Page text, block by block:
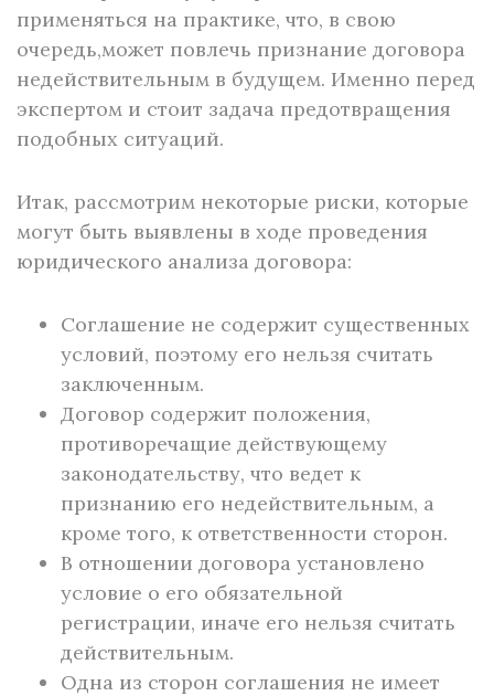
применяться на практике, что, в свою
очередь,может повлечь признание договора
недействительным в будущем. Именно перед
экспертом и стоит задача предотвращения
подобных ситуаций.
Итак, рассмотрим некоторые риски, которые
могут быть выявлены в ходе проведения
юридического анализа договора:
Соглашение не содержит существенных
условий, поэтому его нельзя считать
заключенным.
Договор содержит положения,
противоречащие действующему
законодательству, что ведет к
признанию его недействительным, а
кроме того, к ответственности сторон.
В отношении договора установлено
условие о его обязательной
регистрации, иначе его нельзя считать
действительным.
Одна из сторон соглашения не имеет